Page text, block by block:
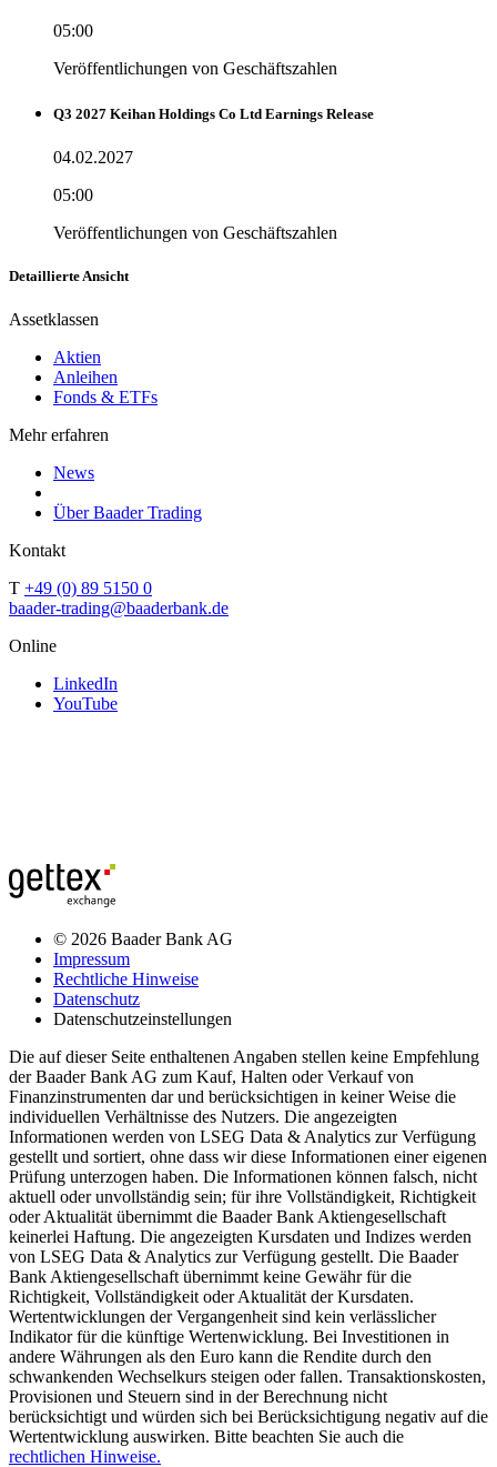
05:00
Veröffentlichungen von Geschäftszahlen
Q3 2027 Keihan Holdings Co Ltd Earnings Release
04.02.2027
05:00
Veröffentlichungen von Geschäftszahlen
Detaillierte Ansicht
Assetklassen
Aktien
Anleihen
Fonds & ETFs
Mehr erfahren
News
Über Baader Trading
Kontakt
T +49 (0) 89 5150 0
baader-trading@baaderbank.de
Online
LinkedIn
YouTube
© 2026 Baader Bank AG
Impressum
Rechtliche Hinweise
Datenschutz
Datenschutzeinstellungen
Die auf dieser Seite enthaltenen Angaben stellen keine Empfehlung
der Baader Bank AG zum Kauf, Halten oder Verkauf von
Finanzinstrumenten dar und berücksichtigen in keiner Weise die
individuellen Verhältnisse des Nutzers. Die angezeigten
Informationen werden von LSEG Data & Analytics zur Verfügung
gestellt und sortiert, ohne dass wir diese Informationen einer eigenen
Prüfung unterzogen haben. Die Informationen können falsch, nicht
aktuell oder unvollständig sein; für ihre Vollständigkeit, Richtigkeit
oder Aktualität übernimmt die Baader Bank Aktiengesellschaft
keinerlei Haftung. Die angezeigten Kursdaten und Indizes werden
von LSEG Data & Analytics zur Verfügung gestellt. Die Baader
Bank Aktiengesellschaft übernimmt keine Gewähr für die
Richtigkeit, Vollständigkeit oder Aktualität der Kursdaten.
Wertentwicklungen der Vergangenheit sind kein verlässlicher
Indikator für die künftige Wertenwicklung. Bei Investitionen in
andere Währungen als den Euro kann die Rendite durch den
schwankenden Wechselkurs steigen oder fallen. Transaktionskosten,
Provisionen und Steuern sind in der Berechnung nicht
berücksichtigt und würden sich bei Berücksichtigung negativ auf die
Wertentwicklung auswirken. Bitte beachten Sie auch die
rechtlichen Hinweise.